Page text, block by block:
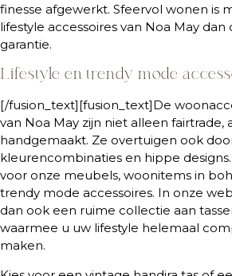
finesse afgewerkt. Sfeervol wonen is
lifestyle accessoires van Noa May
garantie.
Lifestyle en trendy mode
[/fusion_text][fusion_text]De
van Noa May zijn niet alleen fairtrade,
handgemaakt. Ze overtuigen ook
kleurencombinaties en hippe
voor onze meubels, woonitems in
trendy mode accessoires. In onze
dan ook een ruime collectie aan
waarmee u uw lifestyle helemaal
maken.